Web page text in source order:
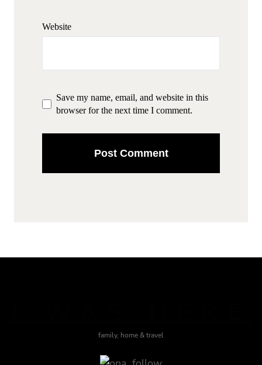
Website
Save my name, email, and website in this
browser for the next time I comment.
family, home & travel